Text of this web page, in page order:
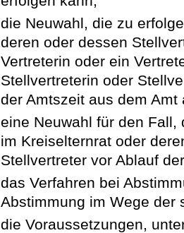
die Neuwahl, die zu
deren oder dessen
Vertreterin oder ein
Stellvertreterin oder
der Amtszeit aus dem Amt
eine Neuwahl für den Fall,
im Kreiselternrat oder
Stellvertreter vor Ablauf
das Verfahren bei
Abstimmung im Wege der
die Voraussetzungen,